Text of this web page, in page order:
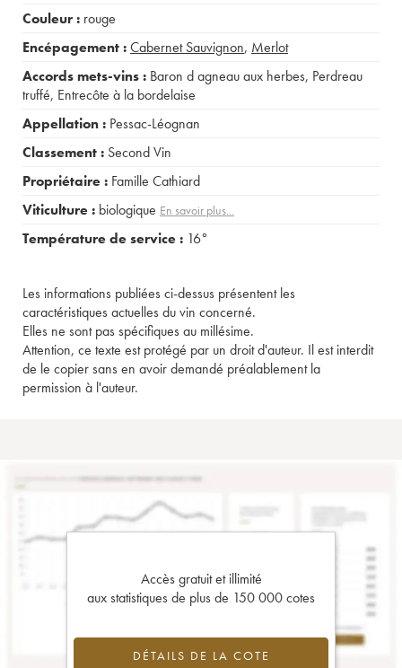
Couleur : rouge
Encépagement :Cabernet Sauvignon, Merlot
Accords mets-vins : Baron d agneau aux herbes, Perdreau
truffé, Entrecôte à la bordelaise
Appellation : Pessac-Léognan
Classement : Second Vin
Propriétaire : Famille Cathiard
Viticulture : biologique En savoir plus...
Température de service : 16°
Les informations publiées ci-dessus présentent les
caractéristiques actuelles du vin concerné.
Elles ne sont pas spécifiques au millésime.
Attention, ce texte est protégé par un droit d'auteur. Il est interdit
de le copier sans en avoir demandé préalablement la
permission à l'auteur.
Accès gratuit et illimité
aux statistiques de plus de 150 000 cotes
DÉTAILS DE LA COTE